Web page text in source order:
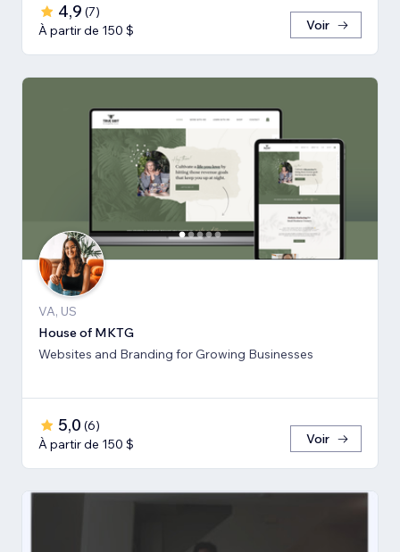
4,9 (7)
À partir de 150 $
Voir
VA, US
House of MKTG
Websites and Branding for Growing Businesses
5,0 (6)
À partir de 150 $
Voir